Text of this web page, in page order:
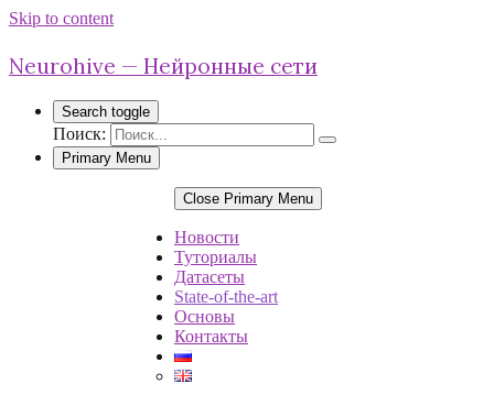
Skip to content
Neurohive — Нейронные сети
Search toggle
Поиск:
Primary Menu
Close Primary Menu
Новости
Туториалы
Датасеты
State-of-the-art
Основы
Контакты